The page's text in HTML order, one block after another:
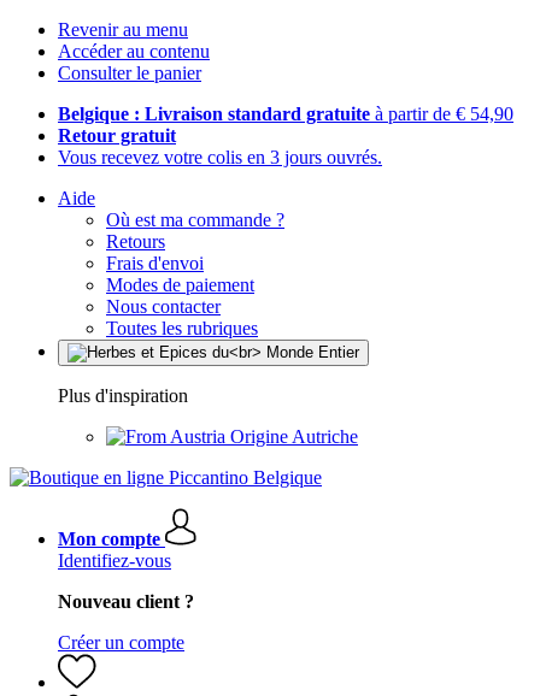
Revenir au menu
Accéder au contenu
Consulter le panier
Belgique : Livraison standard gratuite à partir de € 54,90
Retour gratuit
Vous recevez votre colis en 3 jours ouvrés.
Aide
Où est ma commande ?
Retours
Frais d'envoi
Modes de paiement
Nous contacter
Toutes les rubriques
Plus d'inspiration
Origine Autriche
Mon compte
Identifiez-vous
Nouveau client ?
Créer un compte